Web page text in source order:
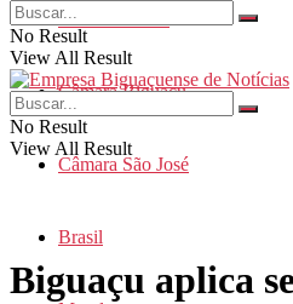
Santa Catarina
Câmara Biguaçu
Câmara São José
Brasil
No Result
View All Result
No Result
View All Result
Biguaçu aplica